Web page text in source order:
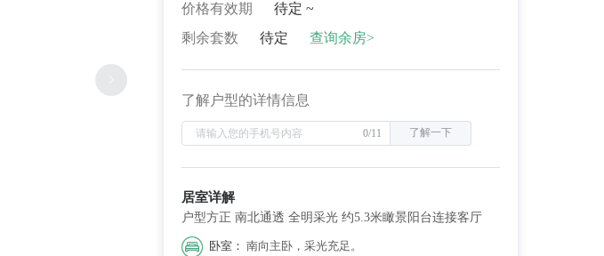
价格有效期
待定 ~
剩余套数
待定 查询余房>
了解户型的详情信息
0/11 了解一下
居室详解
户型方正 南北通透 全明采光 约5.3米瞰景阳台连接客厅
卧室： 南向主卧，采光充足。